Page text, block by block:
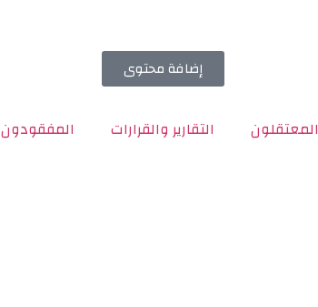
إضافة محتوى
المعتقلون التقارير والقرارات المفقودون